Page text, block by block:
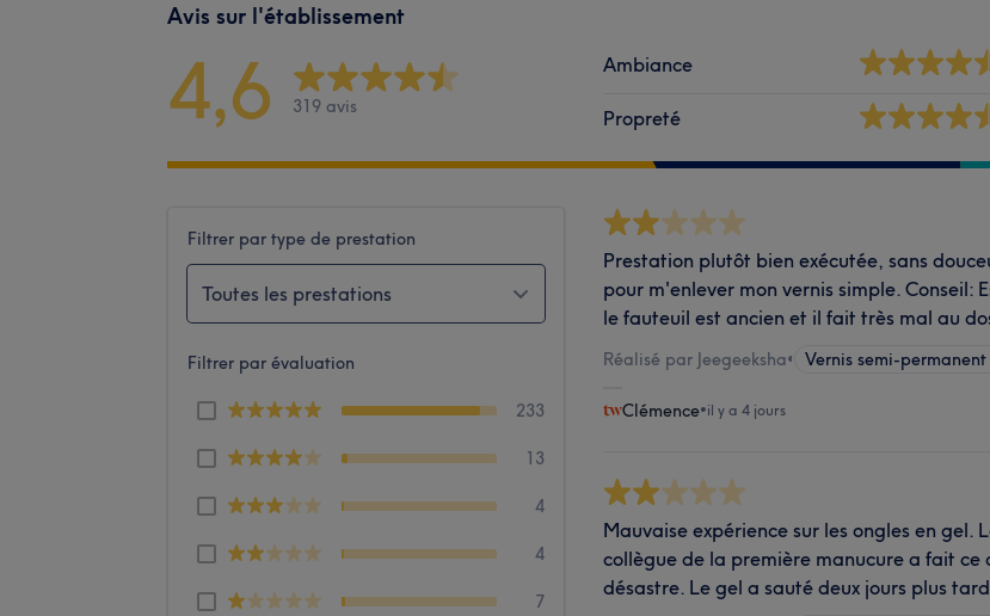
Avis sur l'établissement
4,6 319 avis
Ambiance
Propreté
Filtrer par type de prestation
Toutes les prestations
Filtrer par évaluation
233
13
4
4
7
Prestation plutôt bien exécutée, sans
pour m'enlever mon vernis simple. Conseil:
le fauteuil est ancien et il fait très mal au
Réalisé par Jeegeeksha• Vernis semi-
Clémence•il y a 4 jours
Mauvaise expérience sur les ongles en
collègue de la première manucure a fait ce
désastre. Le gel a sauté deux jours plus